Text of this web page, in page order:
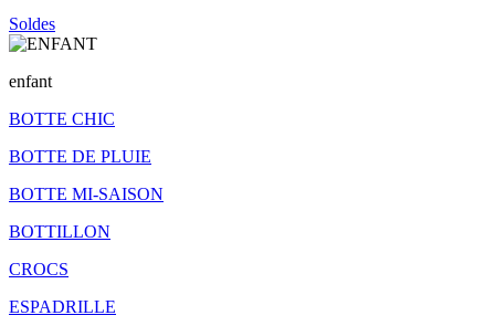
Soldes
enfant
BOTTE CHIC
BOTTE DE PLUIE
BOTTE MI-SAISON
BOTTILLON
CROCS
ESPADRILLE